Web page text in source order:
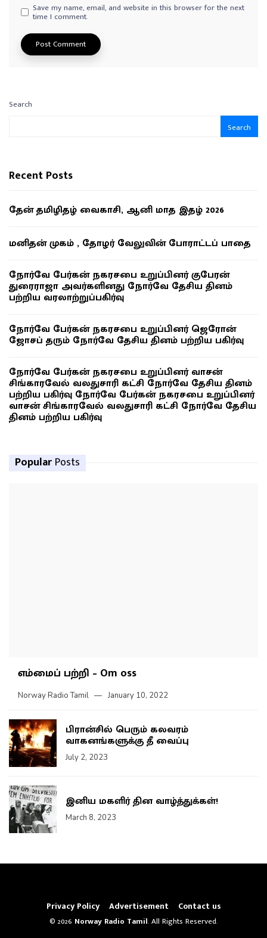
Save my name, email, and website in this browser for the next
time I comment.
Search
Search
Recent Posts
தேன் தமிழிதழ் வைகாசி, ஆனி மாத இதழ் 2026
மனிதன் முகம் , தோழர் வேலுவின் போராட்டப் பாதை
நோர்வே பேர்கன் நகரசபை உறுப்பினர் குபேரன்
துரைராஜா அவர்களினது நோர்வே தேசிய தினம்
பற்றிய வரலாற்றுப்பகிர்வு
நோர்வே பேர்கன் நகரசபை உறுப்பினர் ஜெரோன்
ஜோசப் தரும் நோர்வே தேசிய தினம் பற்றிய பகிர்வு
நோர்வே பேர்கன் நகரசபை உறுப்பினர் வாசன்
சிங்காரவேல் வலதுசாரி கட்சி நோர்வே தேசிய தினம்
பற்றிய பகிர்வு நோர்வே பேர்கன் நகரசபை உறுப்பினர்
வாசன் சிங்காரவேல் வலதுசாரி கட்சி நோர்வே தேசிய
தினம் பற்றிய பகிர்வு
Popular Posts
எம்மைப் பற்றி – Om oss
Norway Radio Tamil January 10, 2022
பிரான்சில் பெரும் கலவரம்
வாகனங்களுக்கு தீ வைப்பு
July 2, 2023
இனிய மகளிர் தின வாழ்த்துக்கள்!
March 8, 2023
Privacy Policy Advertisement Contact us
© 2026 Norway Radio Tamil. All Rights Reserved.